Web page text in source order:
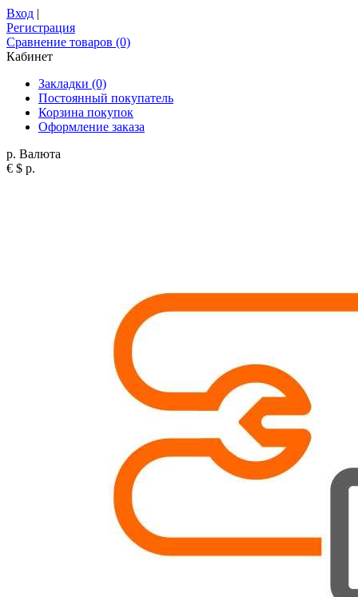
Вход |
Регистрация
Сравнение товаров (0)
Кабинет
Закладки (0)
Постоянный покупатель
Корзина покупок
Оформление заказа
р. Валюта
€ $ р.